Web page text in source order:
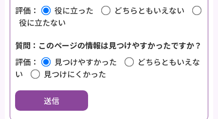
評価：
役に立った
どちらともいえない
役に立たない
質問：このページの情報は見つけやすかったですか？
評価：
見つけやすかった
どちらともいえな
い
見つけにくかった